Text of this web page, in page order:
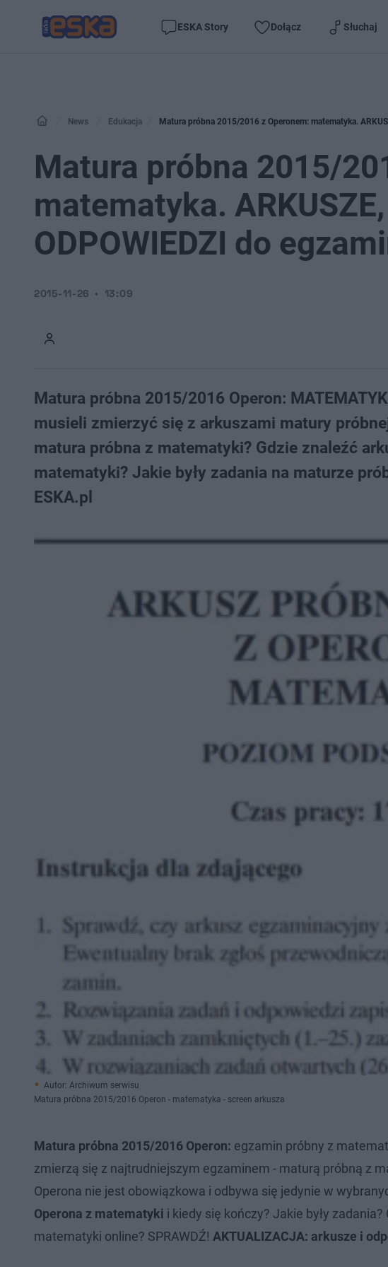
ESKA Story Dołącz Słuchaj
News Edukacja Matura próbna 2015/2016 z Operonem: matematyka.
Matura próbna 2015/
matematyka.
ODPOWIEDZI do
2015-11-26 13:09
Matura próbna 2015/2016 Operon:
musieli zmierzyć się z arkuszami matury
matura próbna z matematyki? Gdzie znaleźć
matematyki? Jakie były zadania na maturze
ESKA.pl
Autor: Archiwum serwisu
Matura próbna 2015/2016 Operon - matematyka - screen arkusza
Matura próbna 2015/2016 Operon: egzamin próbny z
zmierzą się z najtrudniejszym egzaminem - maturą próbną z
Operona nie jest obowiązkowa i odbywa się jedynie w
Operona z matematyki i kiedy się kończy? Jakie były
matematyki online? SPRAWDŹ! AKTUALIZACJA: arkusze i